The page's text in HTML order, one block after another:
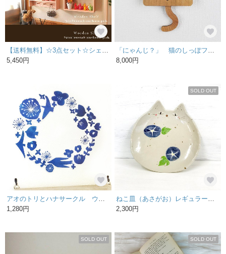
5,450円
8,000円
1,280円
SOLD OUT
2,300円
SOLD OUT SOLD OUT